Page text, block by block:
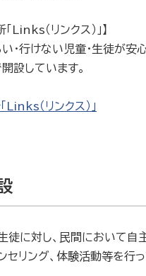
Links（リンクス）」】
・行けない児童・生徒が
設しています。
（リンクス）」
徒に対し、民間において自
セリング、体験活動等を行っ